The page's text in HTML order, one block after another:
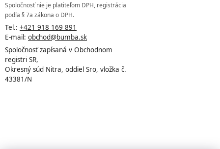
Spoločnosť nie je platiteľom DPH, registrácia
podľa § 7a zákona o DPH.
Tel.: +421 918 169 891
E-mail: obchod@bumba.sk
Spoločnosť zapísaná v Obchodnom
registri SR,
Okresný súd Nitra, oddiel Sro, vložka č.
43381/N